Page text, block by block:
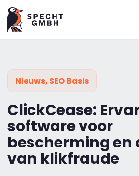
Nieuws, SEO Basis
ClickCease:
software voor
bescherming en
van klikfraude